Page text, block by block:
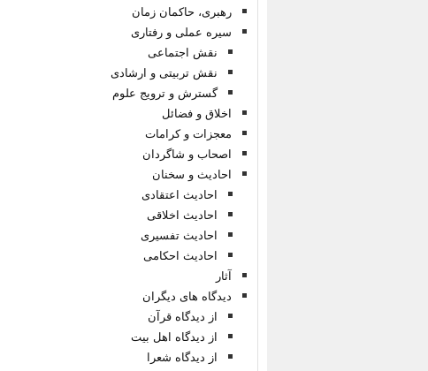
رهبری، حاکمان زمان
سیره عملی و رفتاری
نقش اجتماعی
نقش تربیتی و ارشادی
گسترش و ترویج علوم
اخلاق و فضائل
معجزات و کرامات
اصحاب و شاگردان
احادیث و سخنان
احادیث اعتقادی
احادیث اخلاقی
احادیث تفسیری
احادیث احکامی
آثار
دیدگاه های دیگران
از دیدگاه قرآن
از دیدگاه اهل بیت
از دیدگاه شعرا